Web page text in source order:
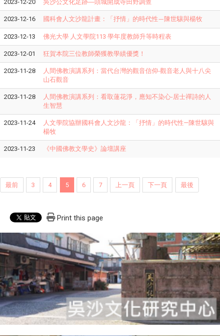
2023-12-20 吳沙公文化足跡―頭城開成寺田野調查
2023-12-16 國科會人文沙龍計畫：「抒情」的時代性—陳世驤與楊牧
2023-12-13 佛光大學 人文學院113 學年度教師升等時程表
2023-12-01 狂賀本院三位教師榮獲教學績優獎！
2023-11-28
人間佛教演講系列：當代台灣的觀音信仰-觀音老人與十八尖
山石觀音
2023-11-28
人間佛教演講系列：看取蓮花淨，應知不染心-居士禪詩的人
生智慧
2023-11-24
人文學院協辦國科會人文沙龍：「抒情」的時代性—陳世驤與
楊牧
2023-11-23 《中國佛教文學史 》 論壇講座
最前 3 4 5 6 7 上一頁 下一頁 最後
Print this page